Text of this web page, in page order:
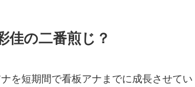
佳の二番煎じ？
を短期間で看板アナまでに成長させてい